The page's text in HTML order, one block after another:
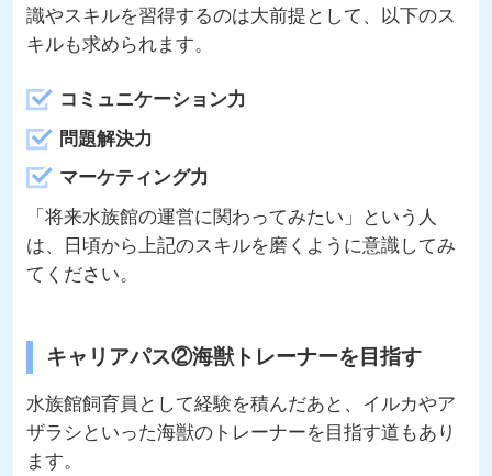
識やスキルを習得するのは大前提として、以下のス
キルも求められます。
コミュニケーション力
問題解決力
マーケティング力
「将来水族館の運営に関わってみたい」という人
は、日頃から上記のスキルを磨くように意識してみ
てください。
キャリアパス②海獣トレーナーを目指す
水族館飼育員として経験を積んだあと、イルカやア
ザラシといった海獣のトレーナーを目指す道もあり
ます。